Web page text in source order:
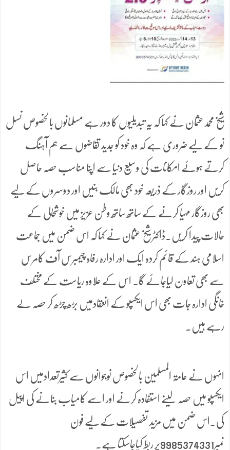
شیخ محمدعثمان نے کہا کہ یہ تبدیلیوں کا دور ہے مسلمانوں بالخصوص نسل
نو کے لیے ضروری ہے کہ وہ خود کو جدید تقاضوں سے ہم آہنگ
کرتے ہوئے امکانات کی وسیع دنیا سے اپنا مناسب حصہ حاصل
کریں اور روزگار کے ذریعہ خود بھی مالک بنیں اور دوسروں کے لیے
بھی روزگار مہیا کرنے کے ساتھ ساتھ وطن عزیز میں خوشحالی کے
حالات پیدا کریں۔ڈاکٹر شیخ عثمان نے کہا کہ اس ضمن میں جماعت
اسلامی ہند کے قائم کردہ ایک اور ادارہ رفاہ چیمبرس آف کامرس
سے بھی تعاون لیاجائے گا۔ اس کے علاوہ ریاست کے مختلف
خانگی ادارہ جات بھی اس ایکسپو کے انعقادمیں بڑھ چڑھ کر حصہ لے
رہے ہیں۔
انہوں نے عامۃ المسلمین بالخصوص نوجوانوں سے کثیرتعدادمیں اس
ایکسپو میں حصہ لینے استفادہ کرنے اور اسے کامیاب بنانے کی اپیل
کی۔اس ضمن میں مزید تفصیلات کے لیے فون
نمبر9985374331پر ربط کیاجاسکتا ہے۔